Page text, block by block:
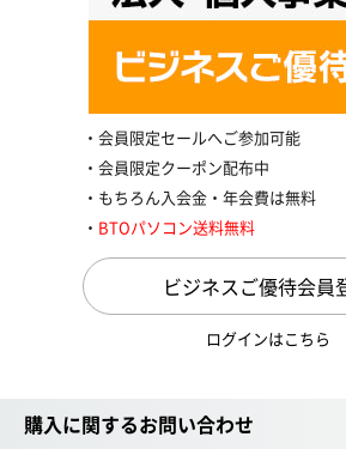
会員限定セールへご参加可能
会員限定クーポン配布中
もちろん入会金・年会費は無料
BTOパソコン送料無料
ビジネスご優待会員
ログインはこちら
購入に関するお問い合わせ